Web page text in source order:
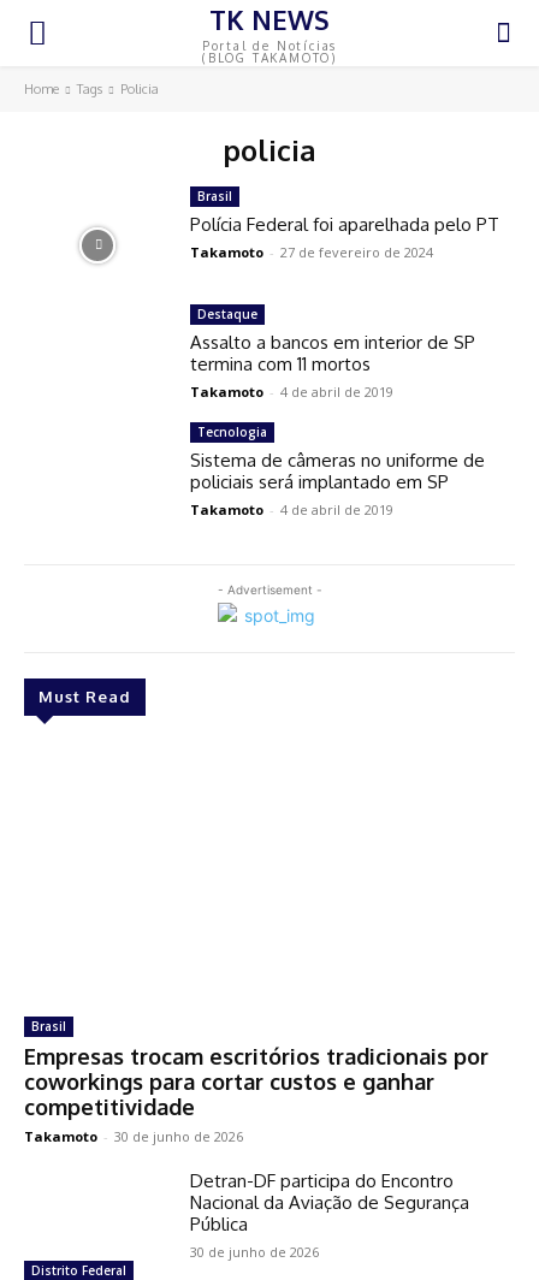
TK NEWS
Portal de Notícias
(BLOG TAKAMOTO)
Home Tags Policia
policia
- Advertisement -
Must Read
Brasil
Empresas trocam escritórios tradicionais por
coworkings para cortar custos e ganhar
competitividade
Takamoto - 30 de junho de 2026
Distrito Federal
Detran-DF participa do Encontro
Nacional da Aviação de Segurança
Pública
30 de junho de 2026
Brasil
Polícia Federal foi aparelhada pelo PT
Takamoto - 27 de fevereiro de 2024
Destaque
Assalto a bancos em interior de SP
termina com 11 mortos
Takamoto - 4 de abril de 2019
Tecnologia
Sistema de câmeras no uniforme de
policiais será implantado em SP
Takamoto - 4 de abril de 2019